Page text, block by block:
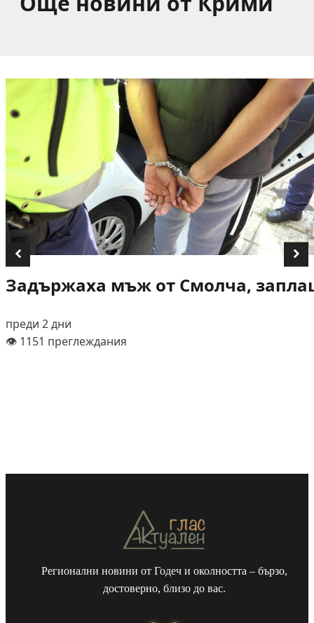
Задържаха мъж от Смолча,
преди 2 дни
👁️ 1151 преглеждания
Регионални новини от Годеч и околността – бързо,
достоверно, близо до вас.